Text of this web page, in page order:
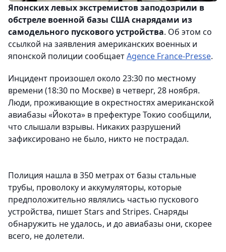
Японских левых экстремистов заподозрили в
обстреле военной базы США снарядами из
самодельного пускового устройства. Об этом со
ссылкой на заявления американских военных и
японской полиции сообщаетAgence France-Presse.
Инцидент произошел около 23:30 по местному
времени (18:30 по Москве) в четверг, 28 ноября.
Люди, проживающие в окрестностях американской
авиабазы «Йокота» в префектуре Токио сообщили,
что слышали взрывы. Никаких разрушений
зафиксировано не было, никто не пострадал.
Полиция нашла в 350 метрах от базы стальные
трубы, проволоку и аккумуляторы, которые
предположительно являлись частью пускового
устройства, пишет Stars and Stripes. Снаряды
обнаружить не удалось, и до авиабазы они, скорее
всего, не долетели.